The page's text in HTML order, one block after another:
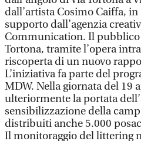
dall’artista Cosimo Caiffa, in
supporto dall’agenzia
Communication. Il pubblico
Tortona, tramite l’opera
riscoperta di un nuovo
L’iniziativa fa parte del
MDW. Nella giornata del 19
ulteriormente la portata
sensibilizzazione della
distribuiti anche 5.000
Il monitoraggio del littering